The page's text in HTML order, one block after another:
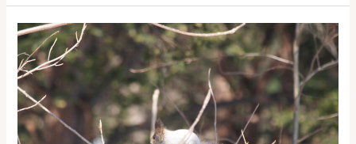
春
の
モ
モ
ン
ガ